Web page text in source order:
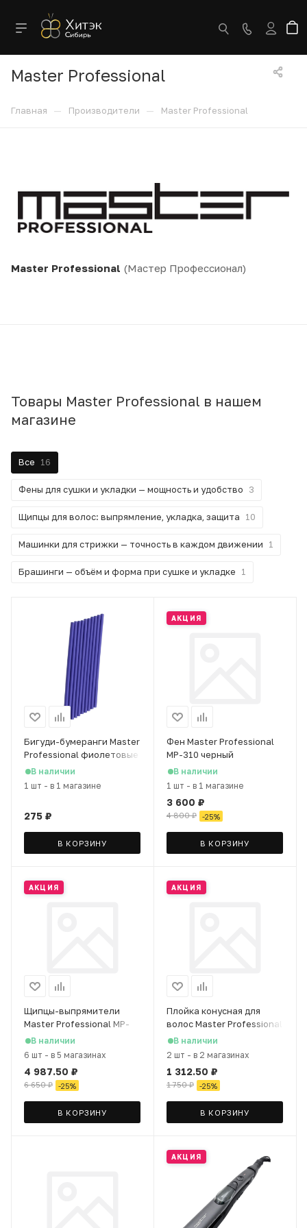
Master Professional
Главная — Производители — Master Professional
Master Professional (Мастер Профессионал)
Товары Master Professional в нашем
магазине
Все 16
Фены для сушки и укладки — мощность и удобство 3
Щипцы для волос: выпрямление, укладка, защита 10
Машинки для стрижки — точность в каждом движении 1
Брашинги — объём и форма при сушке и укладке 1
Бигуди-бумеранги Master
Professional фиолетовые
8х240мм, 10 шт
В наличии
1 шт - в 1 магазине
275 ₽
В КОРЗИНУ
АКЦИЯ
Фен Master Professional
MP-310 черный
В наличии
1 шт - в 1 магазине
3 600 ₽
4 800₽ -25%
В КОРЗИНУ
АКЦИЯ
Щипцы-выпрямители
Master Professional MP-
120В наличии
6 шт - в 5 магазинах
4 987.50 ₽
6 650₽ -25%
В КОРЗИНУ
АКЦИЯ
Плойка конусная для
волос Master Professional
MP-010
В наличии
2 шт - в 2 магазинах
1 312.50 ₽
1 750₽ -25%
В КОРЗИНУ
АКЦИЯ